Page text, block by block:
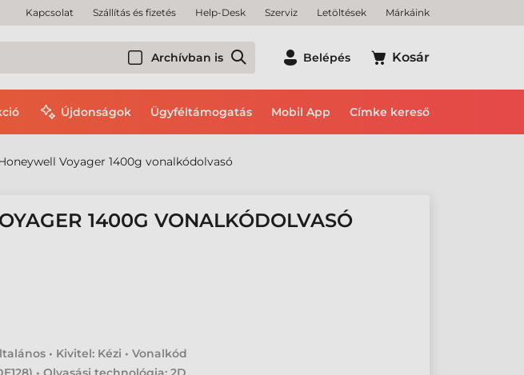
Kapcsolat Szállítás és fizetés Help-Desk Szerviz Letöltések Márkáink
Archívban is Belépés Kosár
Újdonságok Ügyféltámogatás Mobil App Címke kereső
Voyager 1400g vonalkódolvasó
1400G VONALKÓDOLVASÓ
• Kivitel: Kézi • Vonalkód